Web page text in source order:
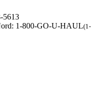
5613
1-800-GO-U-HAUL(1-